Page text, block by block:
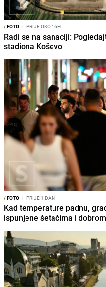
/FOTO I PRIJE OKO 16H
Radi se na sanaciji:
stadiona Koševo
/FOTO I PRIJE 1 DAN
Kad temperature padnu,
ispunjene šetačima i